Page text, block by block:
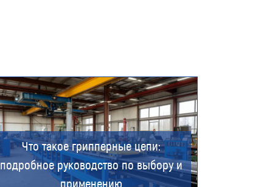
Что такое грипперные цепи:
подробное руководство по выбору и
применению